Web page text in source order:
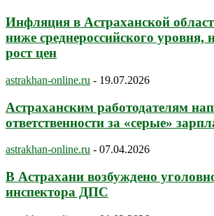
Инфляция в Астраханской
ниже среднероссийского уровня,
рост цен
astrakhan-online.ru - 19.07.2026
Астраханским работодателям
ответственности за «серые»
astrakhan-online.ru - 07.04.2026
В Астрахани возбуждено
инспектора ДПС